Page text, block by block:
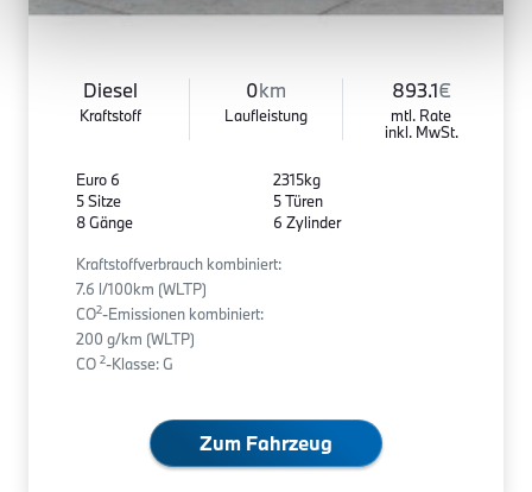
Diesel
Kraftstoff
0km
Laufleistung
893.1€
mtl. Rate
inkl. MwSt.
Euro 6
5 Sitze
8 Gänge
2315kg
5 Türen
6 Zylinder
Kraftstoffverbrauch kombiniert:
7.6 l/100km (WLTP)
CO2-Emissionen kombiniert:
200 g/km (WLTP)
CO 2-Klasse: G
Zum Fahrzeug